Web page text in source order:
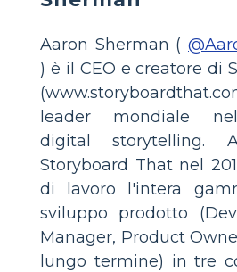
Aaron Sherman (
) è il CEO e creatore di
leader mondiale
digital storytelling.
Storyboard That nel
di lavoro l'intera
sviluppo prodotto
Manager, Product
lungo termine) in tre